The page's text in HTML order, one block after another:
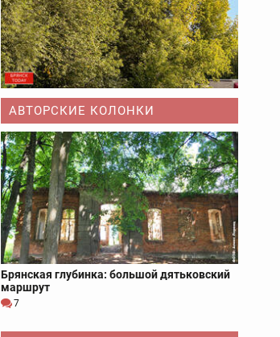
АВТОРСКИЕ КОЛОНКИ
Брянская глубинка: большой дятьковский
маршрут
7